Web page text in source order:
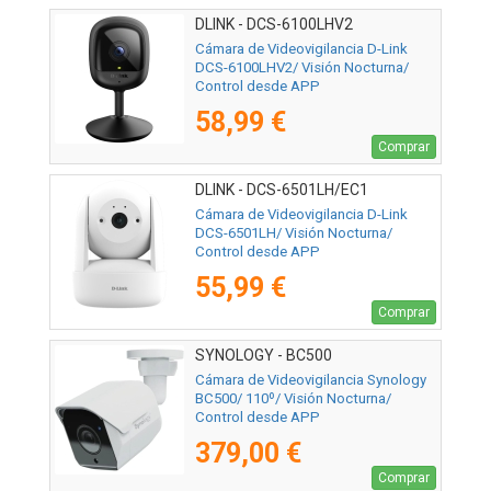
DLINK - DCS-6100LHV2
Cámara de Videovigilancia D-Link
DCS-6100LHV2/ Visión Nocturna/
Control desde APP
58,99 €
Comprar
DLINK - DCS-6501LH/EC1
Cámara de Videovigilancia D-Link
DCS-6501LH/ Visión Nocturna/
Control desde APP
55,99 €
Comprar
SYNOLOGY - BC500
Cámara de Videovigilancia Synology
BC500/ 110º/ Visión Nocturna/
Control desde APP
379,00 €
Comprar